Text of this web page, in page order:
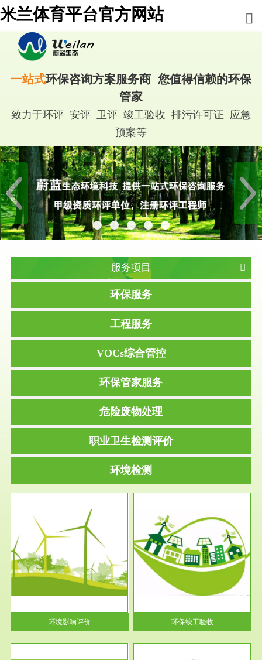
米兰体育平台官方网站
一站式环保咨询方案服务商 您值得信赖的环保
管家
致力于环评 安评 卫评 竣工验收 排污许可证 应急
预案等
服务项目
环保服务
工程服务
VOCs综合管控
环保管家服务
危险废物处理
职业卫生检测评价
环境检测
环境影响评价
服务范围
环保竣工验收
根据《建设项目环境保护管理条
例》第十七条 编制环境影响报
告书、...
环保竣工验收